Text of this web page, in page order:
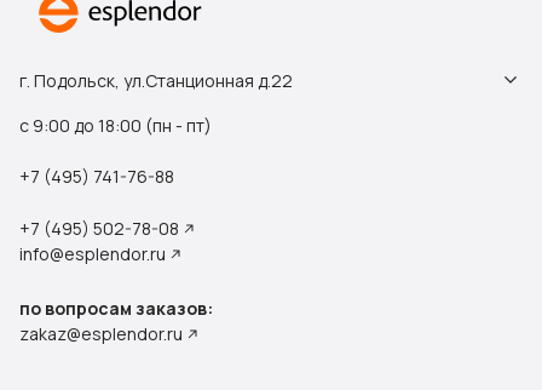
г. Подольск, ул.Станционная д.22
с 9:00 до 18:00 (пн - пт)
+7 (495) 741-76-88
+7 (495) 502-78-08
info@esplendor.ru
по вопросам заказов:
zakaz@esplendor.ru